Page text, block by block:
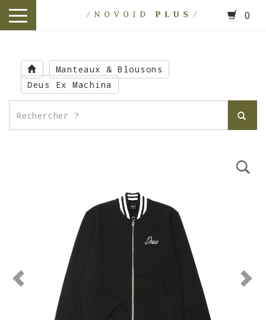
main
content
toggle
0
Manteaux & Blousons
Deus Ex Machina